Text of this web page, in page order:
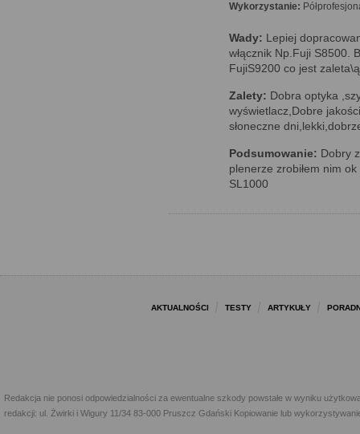
Wykorzystanie:
Wady: Lepiej
włącznik Np.Fuji S8500.
FujiS9200 co jest
Zalety: Dobra optyka
wyświetlacz,Dobre
słoneczne
Podsumowanie: Dobry
plenerze zrobiłem nim
SL1000
AKTUALNOŚCI TESTY ARTYKUŁY
Redakcja nie ponosi odpowiedzialności za ewentualne szkody powstałe w wyniku
redakcji: ul. Żwirki i Wigury 11/34 83-000 Pruszcz Gdański Kopiowanie lub